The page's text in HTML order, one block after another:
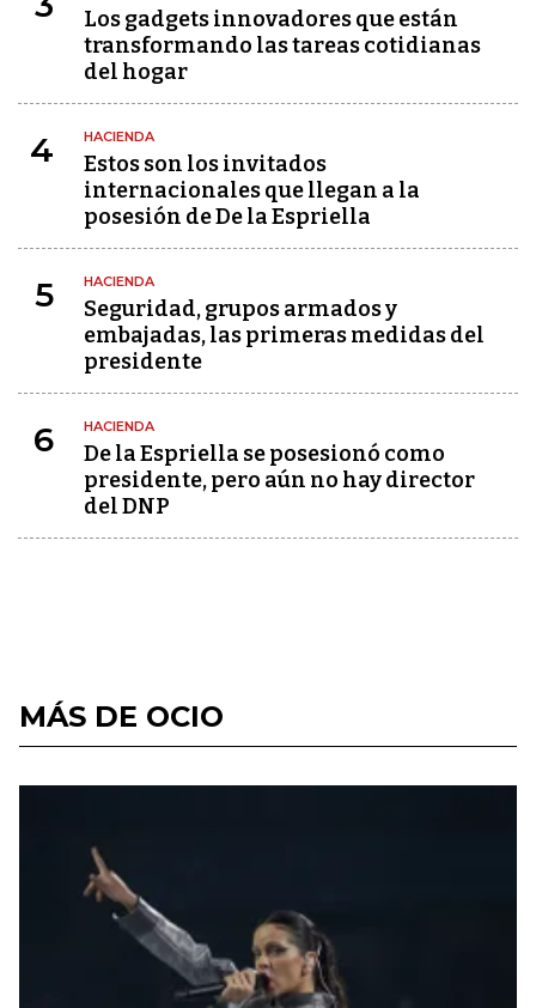
Los gadgets innovadores que están
transformando las tareas cotidianas
del hogar
4 HACIENDA
Estos son los invitados
internacionales que llegan a la
posesión de De la Espriella
5 HACIENDA
Seguridad, grupos armados y
embajadas, las primeras medidas del
presidente
6 HACIENDA
De la Espriella se posesionó como
presidente, pero aún no hay director
del DNP
MÁS DE OCIO